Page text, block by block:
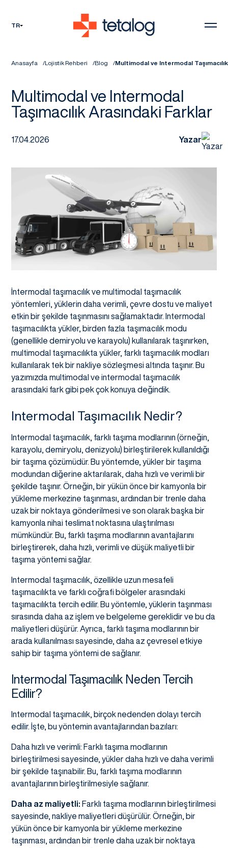
TR
Anasayfa Lojistik Rehberi Blog Multimodal ve Intermodal
Multimodal ve Intermodal
Taşımacılık Arasındaki Farklar
17.04.2026 Yazar
İntermodal taşımacılık ve multimodal taşımacılık
yöntemleri, yüklerin daha verimli, çevre dostu ve maliyet
etkin bir şekilde taşınmasını sağlamaktadır. Intermodal
taşımacılıkta yükler, birden fazla taşımacılık modu
(genellikle demiryolu ve karayolu) kullanılarak taşınırken,
multimodal taşımacılıkta yükler, farklı taşımacılık modları
kullanılarak tek bir nakliye sözleşmesi altında taşınır. Bu
yazımızda multimodal ve intermodal taşımacılık
arasındaki fark gibi pek çok konuya değindik.
Intermodal Taşımacılık Nedir?
Intermodal taşımacılık, farklı taşıma modlarının (örneğin,
karayolu, demiryolu, denizyolu) birleştirilerek kullanıldığı
bir taşıma çözümüdür. Bu yöntemde, yükler bir taşıma
modundan diğerine aktarılarak, daha hızlı ve verimli bir
şekilde taşınır. Örneğin, bir yükün önce bir kamyonla bir
yükleme merkezine taşınması, ardından bir trenle daha
uzak bir noktaya gönderilmesi ve son olarak başka bir
kamyonla nihai teslimat noktasına ulaştırılması
mümkündür. Bu, farklı taşıma modlarının avantajlarını
birleştirerek, daha hızlı, verimli ve düşük maliyetli bir
taşıma yöntemi sağlar.
Intermodal taşımacılık, özellikle uzun mesafeli
taşımacılıkta ve farklı coğrafi bölgeler arasındaki
taşımacılıkta tercih edilir. Bu yöntemle, yüklerin taşınması
sırasında daha az işlem ve belgeleme gereklidir ve bu da
maliyetleri düşürür. Ayrıca, farklı taşıma modlarının bir
arada kullanılması sayesinde, daha az çevresel etkiye
sahip bir taşıma yöntemi de sağlanır.
Intermodal Taşımacılık Neden Tercih
Edilir?
Intermodal taşımacılık, birçok nedenden dolayı tercih
edilir. İşte, bu yöntemin avantajlarından bazıları:
Daha hızlı ve verimli: Farklı taşıma modlarının
birleştirilmesi sayesinde, yükler daha hızlı ve daha verimli
bir şekilde taşınabilir. Bu, farklı taşıma modlarının
avantajlarının birleştirilmesiyle sağlanır.
Daha az maliyetli: Farklı taşıma modlarının birleştirilmesi
sayesinde, nakliye maliyetleri düşürülür. Örneğin, bir
yükün önce bir kamyonla bir yükleme merkezine
taşınması, ardından bir trenle daha uzak bir noktaya